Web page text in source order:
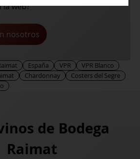
web?
nosotros
España VPR VPR Blanco
Chardonnay
Costers del Segre
de Bodega
Raimat